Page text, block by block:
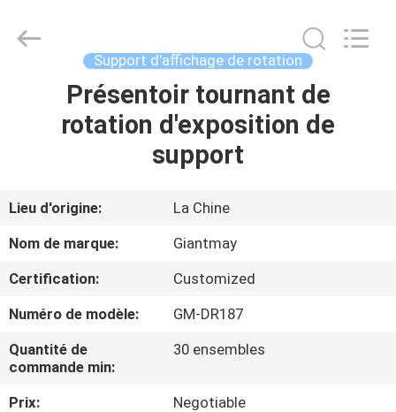
MAISON
AU
SUJET
DE
VISITE
Fournisseur.
Copyright
fsgiantmay.com.
Support d'affichage de rotation
Présentoir tournant de
rotation d'exposition de
support
Lieu d'origine:
La Chine
Nom de marque:
Giantmay
Certification:
Customized
Numéro de modèle:
GM-DR187
Quantité de
commande min:
30 ensembles
Prix:
Negotiable